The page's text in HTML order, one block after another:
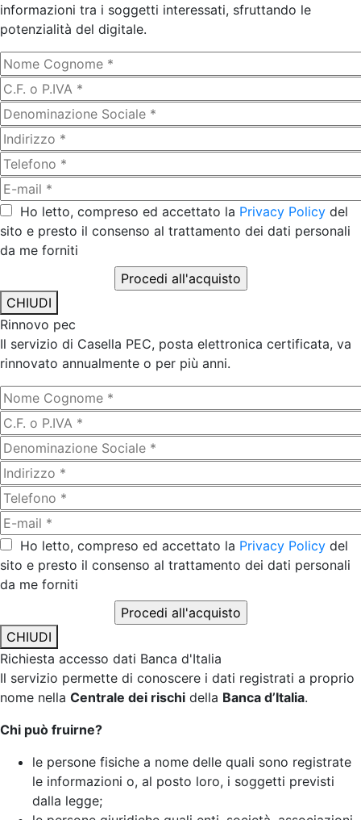
informazioni tra i soggetti interessati, sfruttando le
potenzialità del digitale.
Ho letto, compreso ed accettato la Privacy Policy del
sito e presto il consenso al trattamento dei dati personali
da me forniti
CHIUDI
Rinnovo pec
Il servizio di Casella PEC, posta elettronica certificata, va
rinnovato annualmente o per più anni.
Ho letto, compreso ed accettato la Privacy Policy del
sito e presto il consenso al trattamento dei dati personali
da me forniti
CHIUDI
Richiesta accesso dati Banca d'Italia
Il servizio permette di conoscere i dati registrati a proprio
nome nella Centrale dei rischi della Banca d’Italia.
Chi può fruirne?
le persone fisiche a nome delle quali sono registrate
le informazioni o, al posto loro, i soggetti previsti
dalla legge;